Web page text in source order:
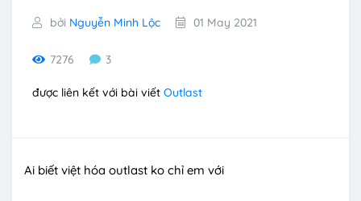
bởi Nguyễn Minh Lộc 01 May 2021
7276 3
được liên kết với bài viết Outlast
Ai biết việt hóa outlast ko chỉ em với